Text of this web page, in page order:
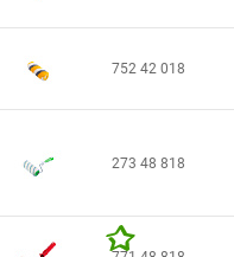
752 42 018
273 48 818